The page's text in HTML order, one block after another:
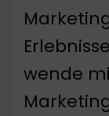
wende